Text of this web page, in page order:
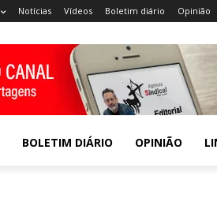
Notícias Vídeos Boletim diário Opinião
BOLETIM DIÁRIO OPINIÃO